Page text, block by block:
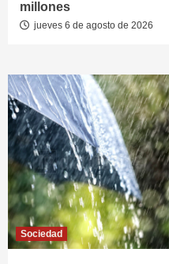
millones
jueves 6 de agosto de 2026
Sociedad